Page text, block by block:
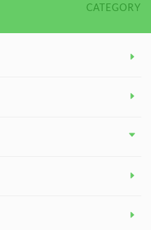
CATEGORY